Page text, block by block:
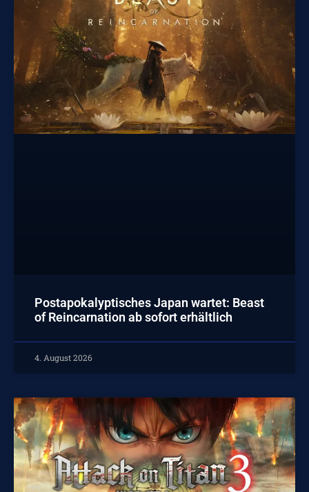
Postapokalyptisches Japan wartet: Beast
of Reincarnation ab sofort erhältlich
4. August 2026